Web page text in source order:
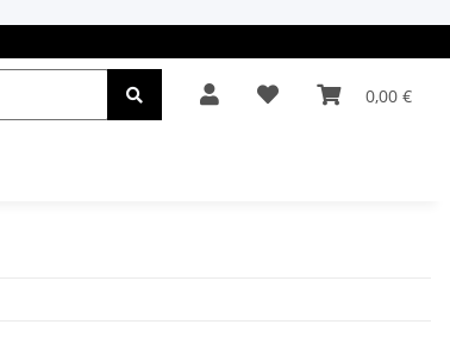
0,00 €
Autopflege Oldtimerteile